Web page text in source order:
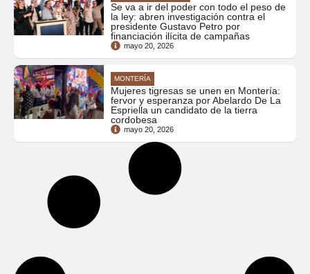
Se va a ir del poder con todo el peso de
la ley: abren investigación contra el
presidente Gustavo Petro por
financiación ilícita de campañas
mayo 20, 2026
MONTERÍA
Mujeres tigresas se unen en Montería:
fervor y esperanza por Abelardo De La
Espriella un candidato de la tierra
cordobesa
mayo 20, 2026